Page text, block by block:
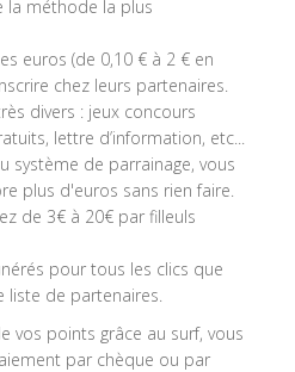
la méthode la plus
euros (de 0,10 € à 2 € en
chez leurs partenaires.
divers : jeux concours
lettre d’information, etc...
système de parrainage, vous
plus d'euros sans rien faire.
de 3€ à 20€ par filleuls
pour tous les clics que
liste de partenaires.
vos points grâce au surf, vous
par chèque ou par